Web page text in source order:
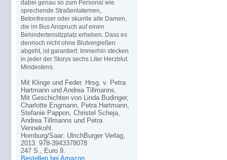
dabei genau so zum Personal wie
sprechende Straßenlaternen,
Betonfresser oder skurrile alte Damen,
die im Bus Anspruch auf einen
Behindertensitzplatz erheben. Dass es
dennoch nicht ohne Blutvergießen
abgeht, ist garantiert: Immerhin stecken
in jeder der Storys sechs Liter Herzblut.
Mindestens.
Mit Klinge und Feder. Hrsg. v. Petra
Hartmann und Andrea Tillmanns.
Mit Geschichten von Linda Budinger,
Charlotte Engmann, Petra Hartmann,
Stefanie Pappon, Christel Scheja,
Andrea Tillmanns und Petra
Vennekohl.
Homburg/Saar: UlrichBurger Verlag,
2013. 978-3943378078
247 S., Euro 9.
Bestellen bei Amazon